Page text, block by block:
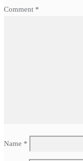
Comment *
Name *